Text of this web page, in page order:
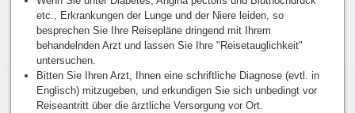
etc., Erkrankungen der Lunge und der Niere leiden, so
besprechen Sie Ihre Reisepläne dringend mit Ihrem
behandelnden Arzt und lassen Sie Ihre "Reisetauglichkeit"
untersuchen.
Bitten Sie Ihren Arzt, Ihnen eine schriftliche Diagnose (evtl. in
Englisch) mitzugeben, und erkundigen Sie sich unbedingt vor
Reiseantritt über die ärztliche Versorgung vor Ort.